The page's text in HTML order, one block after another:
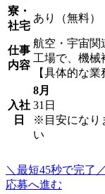
寮・
社宅
あり（無料）
仕事
内容
航空・宇宙関
工場で、機
【具体的な
入社
日
8月
31日
※目安になり
い
＼最短45秒で完了／
応募へ進む